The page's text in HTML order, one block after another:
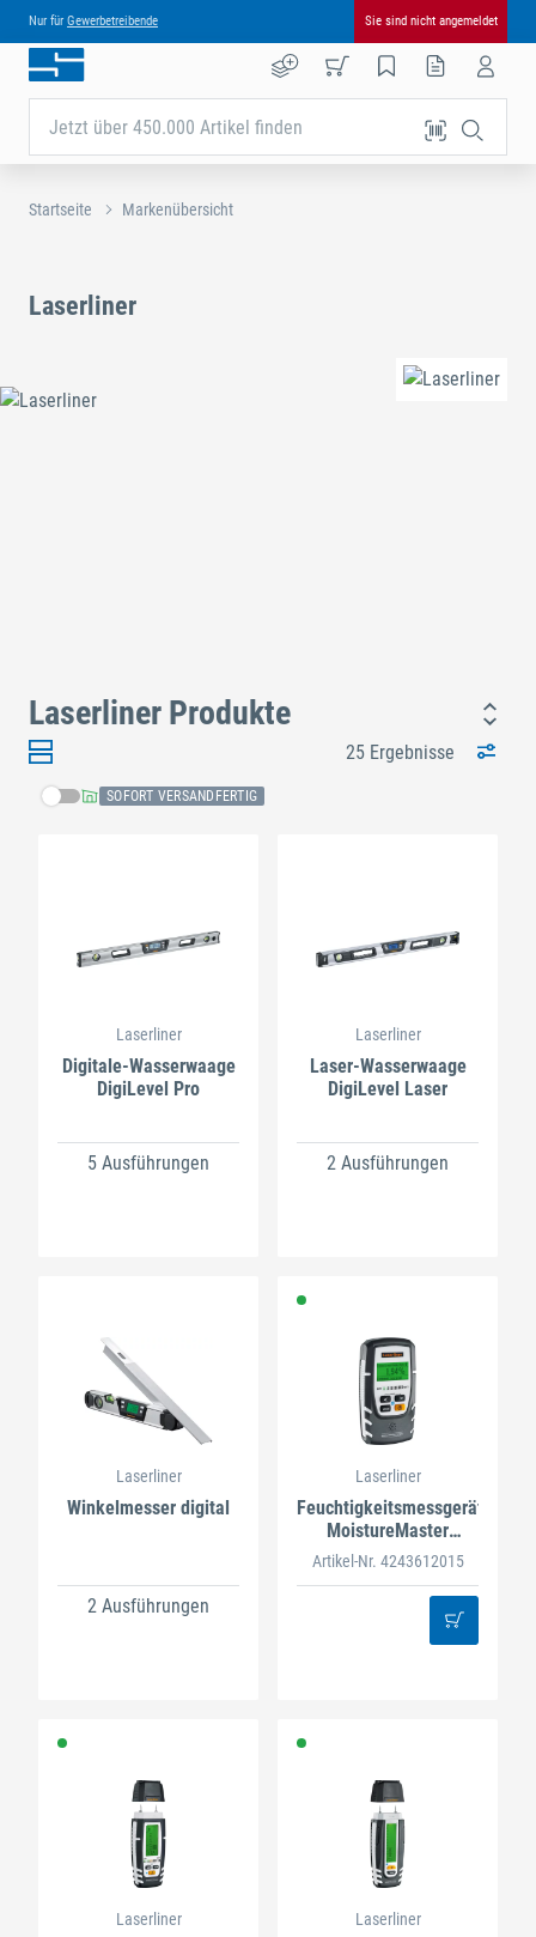
Nur für Gewerbetreibende Sie sind nicht angemeldet
Jetzt über 450.000 Artikel finden
Startseite Markenübersicht
Laserliner
Laserliner Produkte
25 Ergebnisse
SOFORT VERSANDFERTIG
Laserliner
Digitale-Wasserwaage
DigiLevel Pro
5 Ausführungen
Laserliner
Laser-Wasserwaage
DigiLevel Laser
2 Ausführungen
Laserliner
Winkelmesser digital
2 Ausführungen
Laserliner
Feuchtigkeitsmessgerät
MoistureMaster
Compact Plus
Artikel-Nr. 4243612015
Laserliner Laserliner